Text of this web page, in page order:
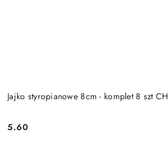
Jajko styropianowe 8cm - komplet 8 szt CH
Cena:
5.60